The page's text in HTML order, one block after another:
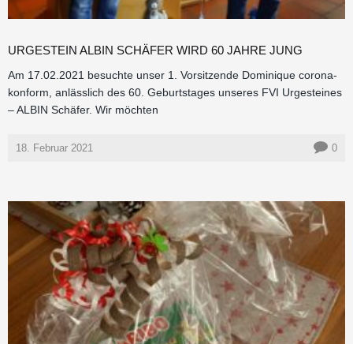
URGESTEIN ALBIN SCHÄFER WIRD 60 JAHRE JUNG
Am 17.02.2021 besuchte unser 1. Vorsitzende Dominique corona-
konform, anlässlich des 60. Geburtstages unseres FVI Urgesteines
– ALBIN Schäfer. Wir möchten
18. Februar 2021 0